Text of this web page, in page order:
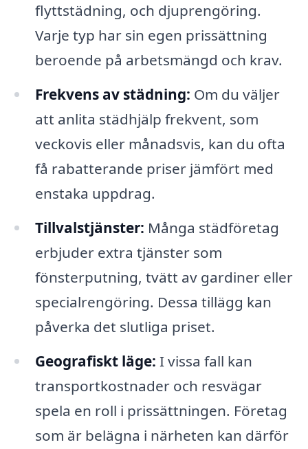
flyttstädning, och djuprengöring.
Varje typ har sin egen prissättning
beroende på arbetsmängd och krav.
Frekvens av städning: Om du väljer
att anlita städhjälp frekvent, som
veckovis eller månadsvis, kan du ofta
få rabatterande priser jämfört med
enstaka uppdrag.
Tillvalstjänster: Många städföretag
erbjuder extra tjänster som
fönsterputning, tvätt av gardiner eller
specialrengöring. Dessa tillägg kan
påverka det slutliga priset.
Geografiskt läge: I vissa fall kan
transportkostnader och resvägar
spela en roll i prissättningen. Företag
som är belägna i närheten kan därför